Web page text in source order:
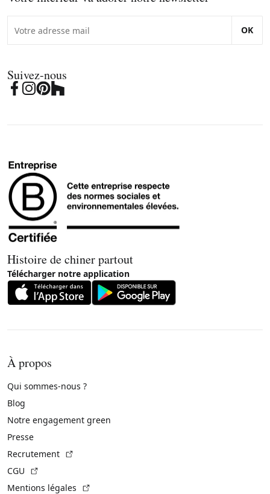
OK
Suivez-nous
Histoire de chiner partout
Télécharger notre application
À propos
Qui sommes-nous ?
Blog
Notre engagement green
Presse
Recrutement
CGU
Mentions légales